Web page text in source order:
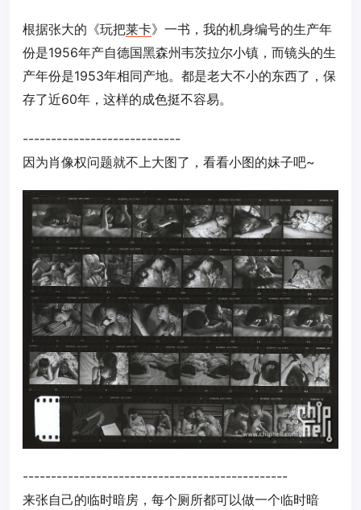
根据张大的《玩把莱卡》一书，我的机身编号的生产年
份是1956年产自德国黑森州韦茨拉尔小镇，而镜头的生
产年份是1953年相同产地。都是老大不小的东西了，保
存了近60年，这样的成色挺不容易。
----------------------------
因为肖像权问题就不上大图了，看看小图的妹子吧~
-----------------------------------------------
来张自己的临时暗房，每个厕所都可以做一个临时暗